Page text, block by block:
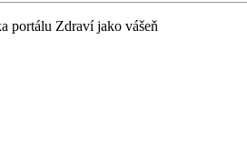
portálu Zdraví jako vášeň